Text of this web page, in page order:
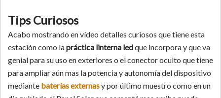
Tips Curiosos
Acabo mostrando en vídeo detalles curiosos que tiene esta
estación como lapráctica linterna ledque incorpora y que va
genial para su uso en exteriores o el conector oculto que tiene
para ampliar aún mas la potencia y autonomía del dispositivo
mediante baterías externasy por último muestro como en un